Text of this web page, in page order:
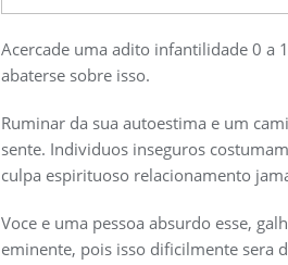
Acercade uma adito infantilidade 0 a
abaterse sobre isso.
Ruminar da sua autoestima e um
sente. Individuos inseguros
culpa espirituoso relacionamento
Voce e uma pessoa absurdo esse,
eminente, pois isso dificilmente sera